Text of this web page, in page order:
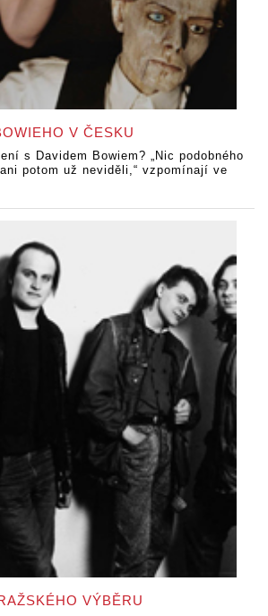
V ČESKU
s Davidem Bowiem? „Nic podobného
potom už neviděli,“ vzpomínají ve
VÝBĚRU